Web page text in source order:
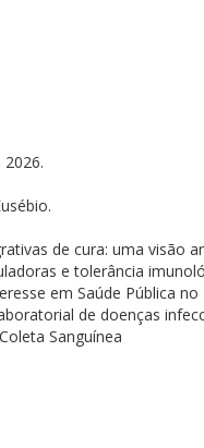
de cura: uma visão
e tolerância
em Saúde Pública
de doenças
Sanguínea